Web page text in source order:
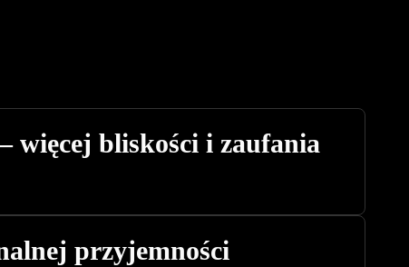
więcej bliskości i zaufania
przyjemności